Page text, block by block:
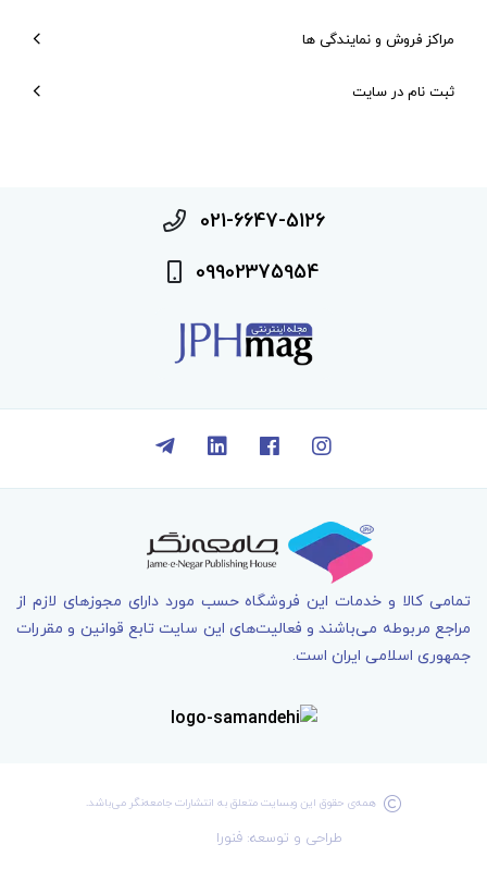
مراکز فروش و نمایندگی ها
ثبت نام در سایت
021-6647-5126
09902375954
تمامی کالا و خدمات اين فروشگاه حسب مورد دارای مجوزهای لازم از
مراجع مربوطه می‌باشند و فعاليت‌های اين سايت تابع قوانين و مقررات
جمهوری اسلامی ايران است.
همه‌ی حقوق اين وبسايت متعلق به انتشارات جامعه­‌نگر می‌باشد.
طراحی و توسعه: فنورا